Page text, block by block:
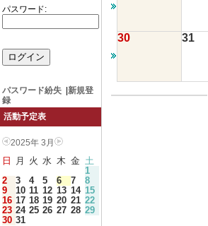
パスワード:
パスワード紛失
新規登
録
活動予定表
2025年 3月
日 月 火 水 木 金 土
1
2
3 4 5 6 7
8
9
10 11 12 13 14 15
16 17 18 19 20 21 22
23 24 25 26 27 28 29
30 31
30 31